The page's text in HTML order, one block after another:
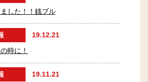
した！！銭ブル
19.12.21
時に！
19.11.21